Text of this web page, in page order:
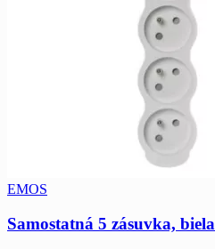
EMOS
Samostatná 5 zásuvka, biela